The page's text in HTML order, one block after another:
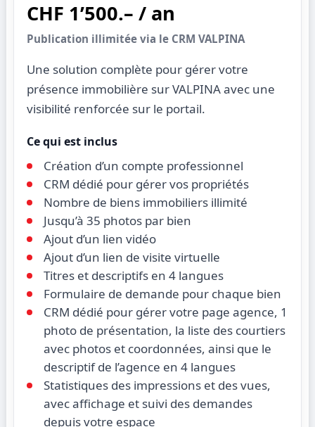
CHF 1’500.– / an
Publication illimitée via le CRM VALPINA
Une solution complète pour gérer votre
présence immobilière sur VALPINA avec une
visibilité renforcée sur le portail.
Ce qui est inclus
Création d’un compte professionnel
CRM dédié pour gérer vos propriétés
Nombre de biens immobiliers illimité
Jusqu’à 35 photos par bien
Ajout d’un lien vidéo
Ajout d’un lien de visite virtuelle
Titres et descriptifs en 4 langues
Formulaire de demande pour chaque bien
CRM dédié pour gérer votre page agence, 1
photo de présentation, la liste des courtiers
avec photos et coordonnées, ainsi que le
descriptif de l’agence en 4 langues
Statistiques des impressions et des vues,
avec affichage et suivi des demandes
depuis votre espace